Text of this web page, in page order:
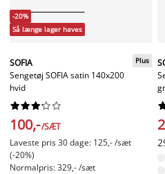
-20%
Så længe lager haves
SOFIA
Sengetøj SOFIA satin 140x200
hvid
Plus






100,-/SÆT
Laveste pris 30 dage: 125,- /sæt
(-20%)
Normalpris: 329,- /sæt